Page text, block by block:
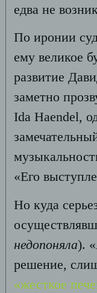
едва не
По иронии
ему великое
развитие
заметно
Ida Haendel,
«Его
Но куда
недопоняла).
решение,
«жесткое